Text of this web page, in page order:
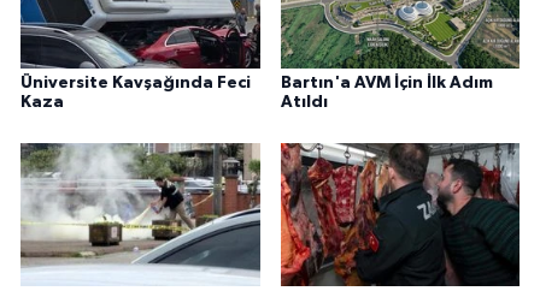
Üniversite Kavşağında Feci
Kaza
Bartın'a AVM İçin İlk Adım
Atıldı